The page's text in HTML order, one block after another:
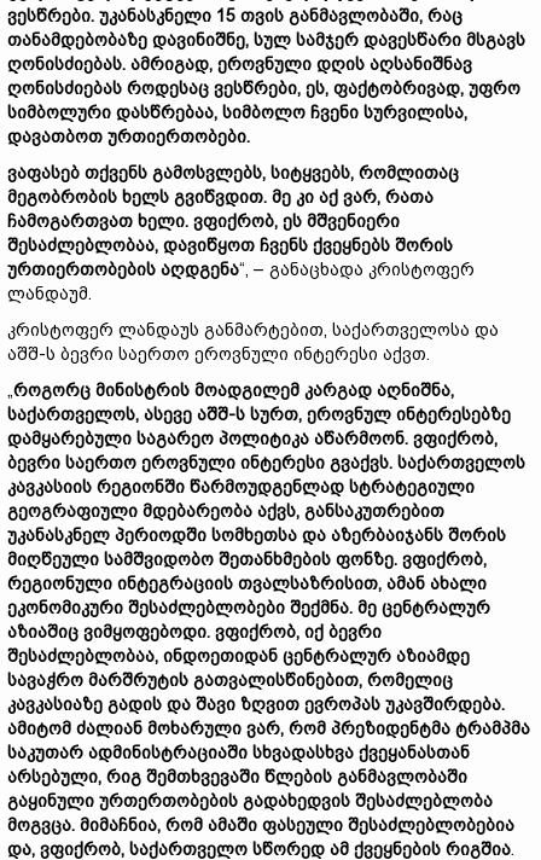
ვესწრები. უკანასკნელი 15 თვის განმავლობაში, რაც
თანამდებობაზე დავინიშნე, სულ სამჯერ დავესწარი მსგავს
ღონისძიებას. ამრიგად, ეროვნული დღის აღსანიშნავ
ღონისძიებას როდესაც ვესწრები, ეს, ფაქტობრივად, უფრო
სიმბოლური დასწრებაა, სიმბოლო ჩვენი სურვილისა,
დავათბოთ ურთიერთობები.
ვაფასებ თქვენს გამოსვლებს, სიტყვებს, რომლითაც
მეგობრობის ხელს გვიწვდით. მე კი აქ ვარ, რათა
ჩამოგართვათ ხელი. ვფიქრობ, ეს მშვენიერი
შესაძლებლობაა, დავიწყოთ ჩვენს ქვეყნებს შორის
ურთიერთობების აღდგენა“, – განაცხადა კრისტოფერ
ლანდაუმ.
კრისტოფერ ლანდაუს განმარტებით, საქართველოსა და
აშშ-ს ბევრი საერთო ეროვნული ინტერესი აქვთ.
„როგორც მინისტრის მოადგილემ კარგად აღნიშნა,
საქართველოს, ასევე აშშ-ს სურთ, ეროვნულ ინტერესებზე
დამყარებული საგარეო პოლიტიკა აწარმოონ. ვფიქრობ,
ბევრი საერთო ეროვნული ინტერესი გვაქვს. საქართველოს
კავკასიის რეგიონში წარმოუდგენლად სტრატეგიული
გეოგრაფიული მდებარეობა აქვს, განსაკუთრებით
უკანასკნელ პერიოდში სომხეთსა და აზერბაიჯანს შორის
მიღწეული სამშვიდობო შეთანხმების ფონზე. ვფიქრობ,
რეგიონული ინტეგრაციის თვალსაზრისით, ამან ახალი
ეკონომიკური შესაძლებლობები შექმნა. მე ცენტრალურ
აზიაშიც ვიმყოფებოდი. ვფიქრობ, იქ ბევრი
შესაძლებლობაა, ინდოეთიდან ცენტრალურ აზიამდე
სავაჭრო მარშრუტის გათვალისწინებით, რომელიც
კავკასიაზე გადის და შავი ზღვით ევროპას უკავშირდება.
ამიტომ ძალიან მოხარული ვარ, რომ პრეზიდენტმა ტრამპმა
საკუთარ ადმინისტრაციაში სხვადასხვა ქვეყანასთან
არსებული, რიგ შემთხვევაში წლების განმავლობაში
გაყინული ურთერთობების გადახედვის შესაძლებლობა
მოგვცა. მიმაჩნია, რომ ამაში ფასეული შესაძლებლობებია
და, ვფიქრობ, საქართველო სწორედ ამ ქვეყნების რიგშია.